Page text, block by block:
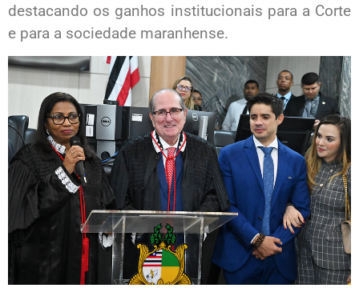
destacando os ganhos institucionais para a Corte
e para a sociedade maranhense.